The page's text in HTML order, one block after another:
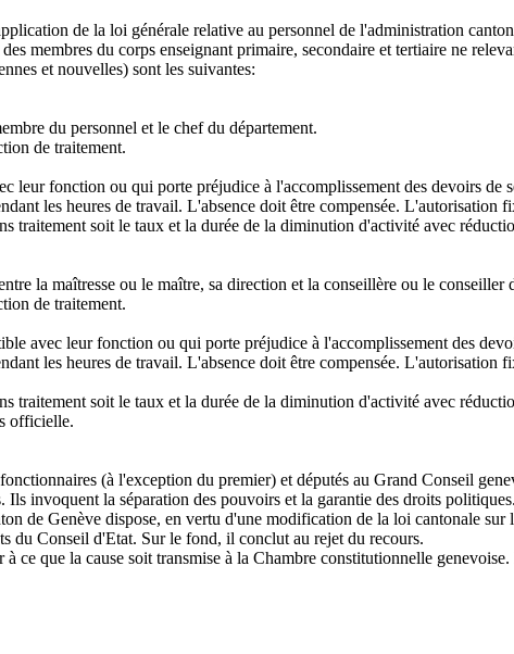
de la loi générale relative au personnel de l'administration
membres du corps enseignant primaire, secondaire et tertiaire ne
et nouvelles) sont les suivantes:
du personnel et le chef du département.
de traitement.
leur fonction ou qui porte préjudice à l'accomplissement des devoirs de
les heures de travail. L'absence doit être compensée. L'autorisation
traitement soit le taux et la durée de la diminution d'activité avec
la maîtresse ou le maître, sa direction et la conseillère ou le conseiller
de traitement.
avec leur fonction ou qui porte préjudice à l'accomplissement des
les heures de travail. L'absence doit être compensée. L'autorisation
traitement soit le taux et la durée de la diminution d'activité avec
officielle.
(à l'exception du premier) et députés au Grand Conseil
invoquent la séparation des pouvoirs et la garantie des droits politiques.
de Genève dispose, en vertu d'une modification de la loi cantonale
du Conseil d'Etat. Sur le fond, il conclut au rejet du recours.
ce que la cause soit transmise à la Chambre constitutionnelle